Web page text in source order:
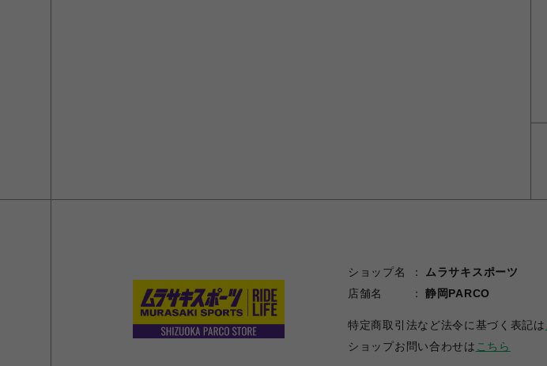
ショップ名
ムラサキスポーツ
店舗名
静岡PARCO
特定商取引法など法令に基づく表記は
ショップお問い合わせは こちら